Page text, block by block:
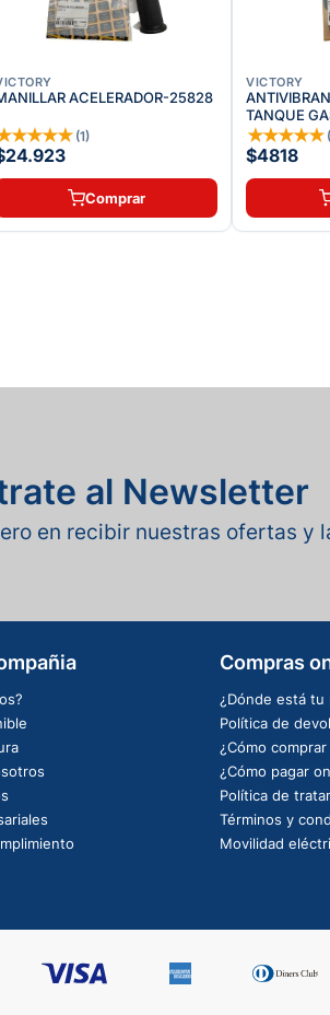
ACELERADOR-25828
★★★★ (1)
Comprar
VICTORY
TANQUE
★★★★★ (
$4818
al Newsletter
en recibir nuestras ofertas y
Compras
¿Dónde está tu
Política de
¿Cómo
¿Cómo pagar
Política de
Términos y
Movilidad